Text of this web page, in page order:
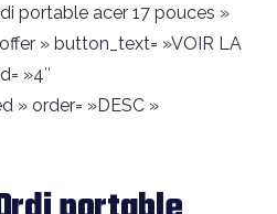
portable acer 17 pouces »
» button_text= »VOIR LA
»4″
» order= »DESC »